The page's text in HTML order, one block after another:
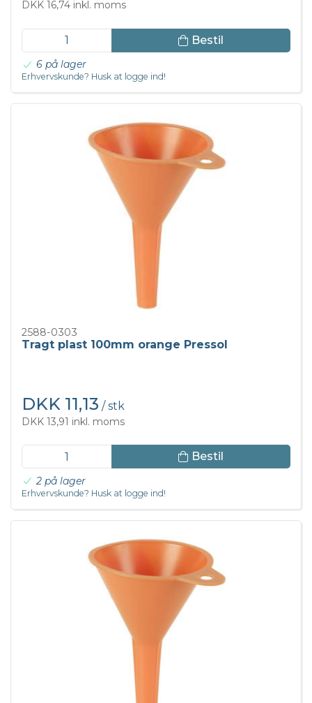
DKK 16,74 inkl. moms
Bestil
6 på lager
Erhvervskunde? Husk at logge ind!
2588-0303
Tragt plast 100mm orange Pressol
DKK 11,13 / stk
DKK 13,91 inkl. moms
Bestil
2 på lager
Erhvervskunde? Husk at logge ind!